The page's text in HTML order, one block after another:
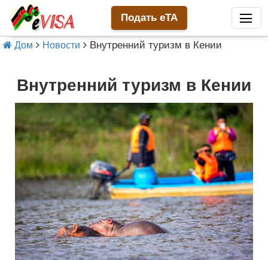
Подать eTA
Дом Новости Внутренний туризм в Кении
Внутренний туризм в Кении